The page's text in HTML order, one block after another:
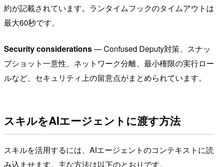
約が記載されています。ランタイムフックのタイムアウトは
最大60秒です。
Security considerations— Confused Deputy対策、スナッ
プショット一意性、ネットワーク分離、最小権限の実行ロー
ルなど、セキュリティ上の留意点がまとめられています。
スキルをAIエージェントに渡す方法
スキルを活用するには、AIエージェントのコンテキストに読
み込ませます。主な方法は以下のとおりです。